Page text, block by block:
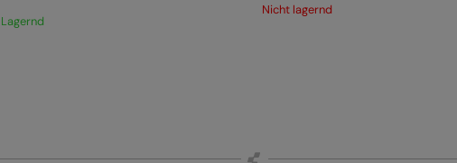
Lagernd
Nicht lagernd